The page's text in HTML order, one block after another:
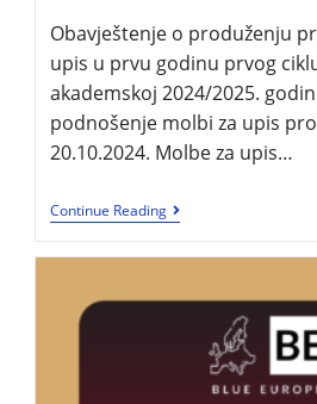
Obavještenje o produženju
upis u prvu godinu prvog
akademskoj 2024/2025.
podnošenje molbi za upis
20.10.2024. Molbe za upis…
Continue Reading